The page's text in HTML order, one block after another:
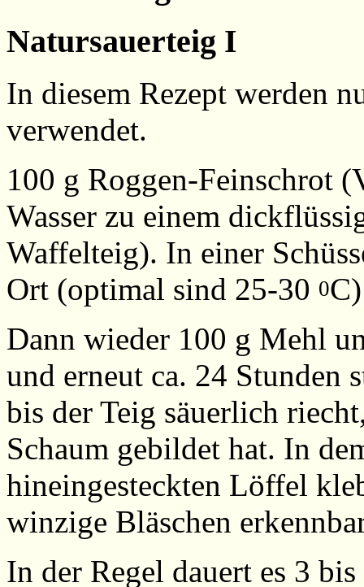
Natursauerteig I
In diesem Rezept werden
verwendet.
100 g Roggen-Feinschrot
Wasser zu einem
Waffelteig). In einer
Ort (optimal sind 25-30 0
Dann wieder 100 g Mehl
und erneut ca. 24 Stunden
bis der Teig säuerlich
Schaum gebildet hat. In
hineingesteckten Löffel
winzige Bläschen
In der Regel dauert es 3